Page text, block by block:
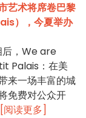
艺术将席卷巴黎
），今夏举办
后，We are
Palais：在美
来一场丰富的城
免费对公众开
[阅读更多]